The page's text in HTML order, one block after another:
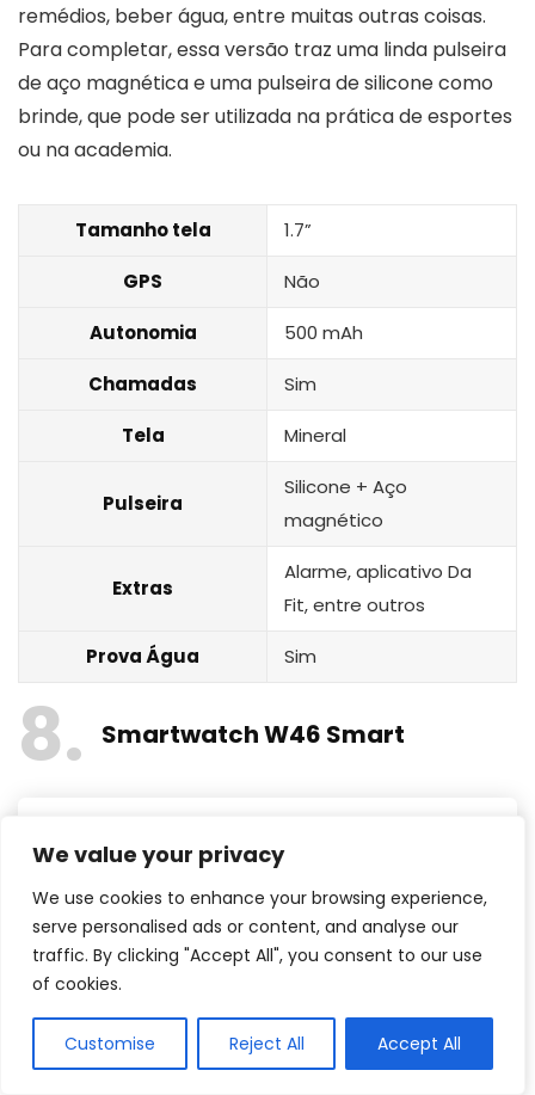
We value your privacy
We use cookies to enhance your browsing experience,
serve personalised ads or content, and analyse our
traffic. By clicking "Accept All", you consent to our use
of cookies.
Customise Reject All Accept All
remédios, beber água, entre muitas outras coisas.
Para completar, essa versão traz uma linda pulseira
de aço magnética e uma pulseira de silicone como
brinde, que pode ser utilizada na prática de esportes
ou na academia.
Tamanho tela 1.7”
GPS Não
Autonomia 500 mAh
Chamadas Sim
Tela Mineral
Pulseira
Silicone + Aço
magnético
Extras
Alarme, aplicativo Da
Fit, entre outros
Prova Água Sim
8 Smartwatch W46 Smart